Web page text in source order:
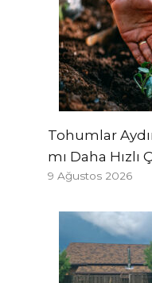
Tohumlar
mı Daha Hızlı
9 Ağustos 2026